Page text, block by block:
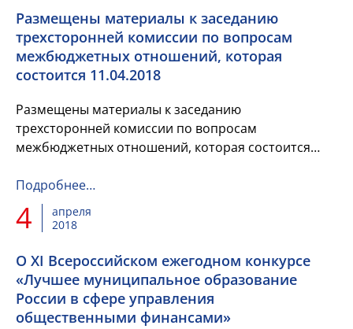
Размещены материалы к заседанию
трехсторонней комиссии по вопросам
межбюджетных отношений, которая
состоится 11.04.2018
Размещены материалы к заседанию
трехсторонней комиссии по вопросам
межбюджетных отношений, которая состоится
Подробнее…
4
апреля
2018
О XI Всероссийском ежегодном конкурсе
«Лучшее муниципальное образование
России в сфере управления
общественными финансами»